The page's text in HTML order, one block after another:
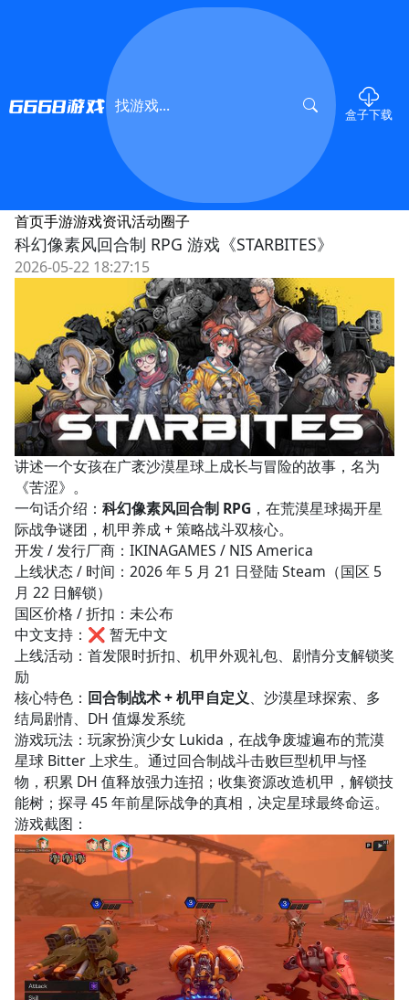
盒子下载
首页手游游戏资讯活动圈子
科幻像素风回合制 RPG 游戏《STARBITES》
2026-05-22 18:27:15
讲述一个女孩在广袤沙漠星球上成长与冒险的故事，名为
《苦涩》。
一句话介绍： 科幻像素风回合制 RPG ，在荒漠星球揭开星
际战争谜团，机甲养成 + 策略战斗双核心。
开发 / 发行厂商：IKINAGAMES / NIS America
上线状态 / 时间：2026 年 5 月 21 日登陆 Steam（国区 5
月 22 日解锁）
国区价格 / 折扣：未公布
中文支持：❌ 暂无中文
上线活动：首发限时折扣、机甲外观礼包、剧情分支解锁奖
励
核心特色： 回合制战术 + 机甲自定义、沙漠星球探索、多
结局剧情、DH 值爆发系统
游戏玩法：玩家扮演少女 Lukida，在战争废墟遍布的荒漠
星球 Bitter 上求生。通过回合制战斗击败巨型机甲与怪
物，积累 DH 值释放强力连招；收集资源改造机甲，解锁技
能树；探寻 45 年前星际战争的真相，决定星球最终命运。
游戏截图：